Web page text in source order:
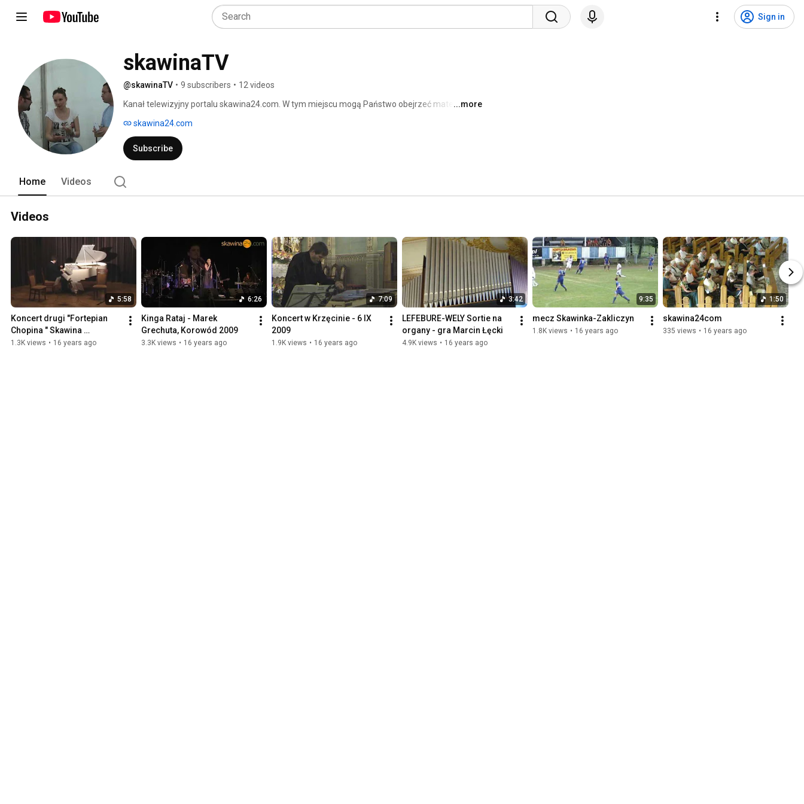
Sign in
skawinaTV
@skawinaTV • 9 subscribers • 12 videos
Kanał telewizyjny portalu skawina24.com. W tym miejscu mogą Państwo obejrzeć materiały
obiektywne, reporterskie spojrzenie na życie w miejscowości Skawina.
...more
skawina24.com
Subscribe
Home Videos
Videos
5:58
Koncert drugi "Fortepian
Chopina " Skawina
26X2009r.
1.3K views • 16 years ago
6:26
Kinga Rataj - Marek
Grechuta, Korowód 2009
3.3K views • 16 years ago
7:09
Koncert w Krzęcinie - 6 IX
2009
1.9K views • 16 years ago
3:42
LEFEBURE-WELY Sortie na
organy - gra Marcin Łęcki
4.9K views • 16 years ago
9:35
mecz Skawinka-Zakliczyn
1.8K views • 16 years ago
1:50
skawina24com
335 views • 16 years ago